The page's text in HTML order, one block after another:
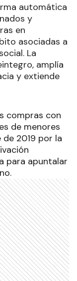
automática
y
en
asociadas a
La
amplía
y extiende
compras con
de menores
2019 por la
para apuntalar